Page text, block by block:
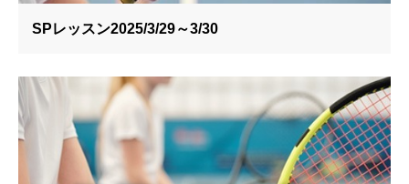
SPレッスン2025/3/29～3/30